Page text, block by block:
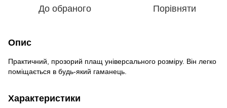
До обраного Порівняти
Опис
Практичний, прозорий плащ універсального розміру. Він легко
поміщається в будь-який гаманець.
Характеристики